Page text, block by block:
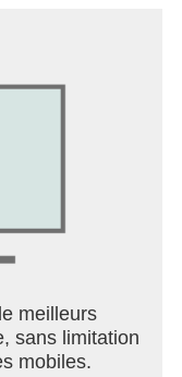
meilleurs
sans limitation
mobiles.